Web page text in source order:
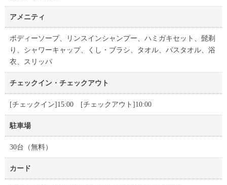
アメニティ
ボディーソープ、リンスインシャンプー、ハミガキセット、髭剃
り、シャワーキャップ、くし・ブラシ、タオル、バスタオル、浴
衣、スリッパ
チェックイン・チェックアウト
[チェックイン]15:00 [チェックアウト]10:00
駐車場
30台（無料）
カード